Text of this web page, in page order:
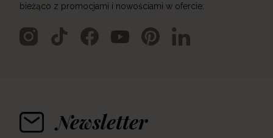
bieżąco z promocjami i nowościami w ofercie:
Newsletter